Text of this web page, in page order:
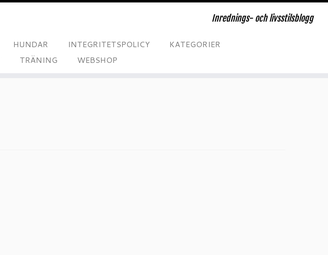
Inrednings- och livsstilsblogg
HUNDAR INTEGRITETSPOLICY
KATEGORIER
TRÄNING WEBSHOP